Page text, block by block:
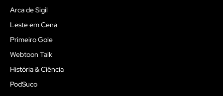
Arca de Sigil
Leste em Cena
Primeiro Gole
Webtoon Talk
História & Ciência
PodSuco